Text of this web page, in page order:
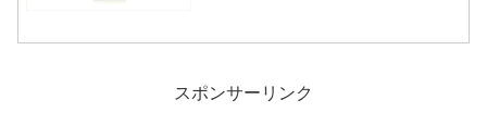
スポンサーリンク